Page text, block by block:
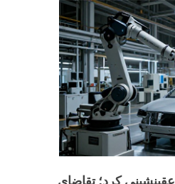
تویوتا در نیمه اول ۲۰۲۶ عقبنشینی کرد؛ تقاضای